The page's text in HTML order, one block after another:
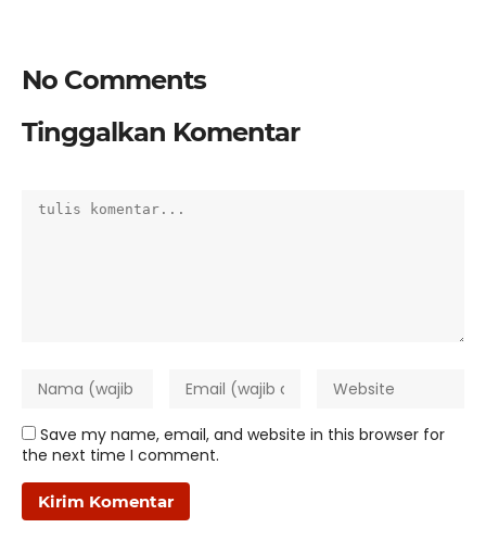
No Comments
Tinggalkan Komentar
Save my name, email, and website in this browser for
the next time I comment.